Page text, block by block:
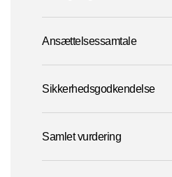
Ansættelsessamtale
Sikkerhedsgodkendelse
Samlet vurdering